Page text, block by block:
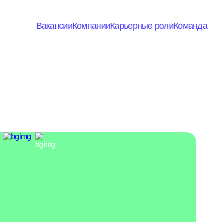
ВакансииКомпанииКарьерные ролиКоманда